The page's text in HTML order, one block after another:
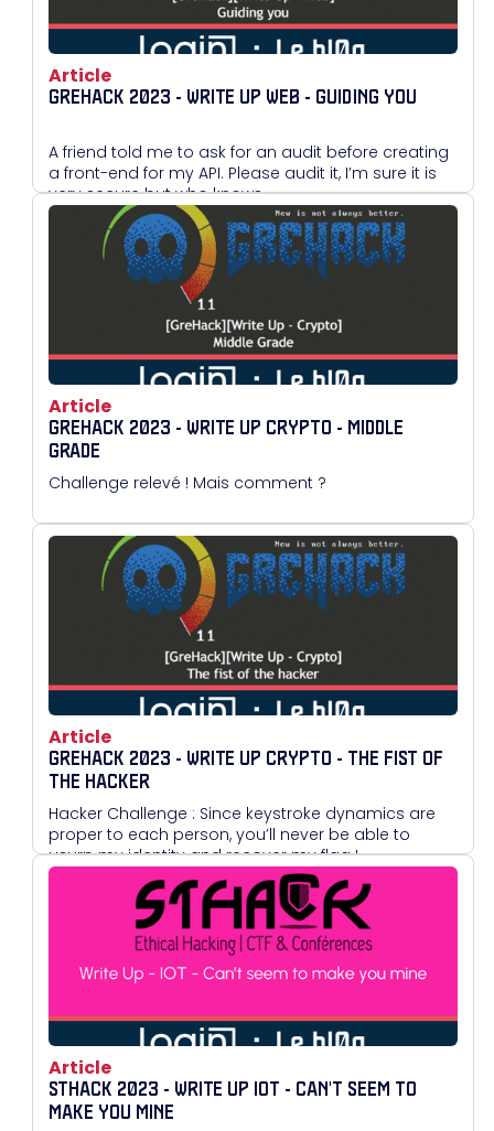
Article
GREHACK 2023 - WRITE UP WEB - GUIDING YOU
A friend told me to ask for an audit before creating
a front-end for my API. Please audit it, I’m sure it is
very secure but who knows…
Article
GREHACK 2023 - WRITE UP CRYPTO - MIDDLE
GRADE
Challenge relevé ! Mais comment ?
Article
GREHACK 2023 - WRITE UP CRYPTO - THE FIST OF
THE HACKER
Hacker Challenge : Since keystroke dynamics are
proper to each person, you’ll never be able to
usurp my identity and recover my flag !
Article
STHACK 2023 - WRITE UP IOT - CAN'T SEEM TO
MAKE YOU MINE